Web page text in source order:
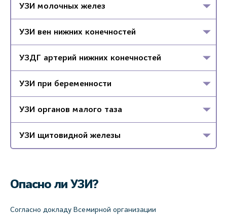
УЗИ молочных желез
УЗИ вен нижних конечностей
УЗДГ артерий нижних конечностей
УЗИ при беременности
УЗИ органов малого таза
УЗИ щитовидной железы
Опасно ли УЗИ?
Согласно докладу Всемирной организации